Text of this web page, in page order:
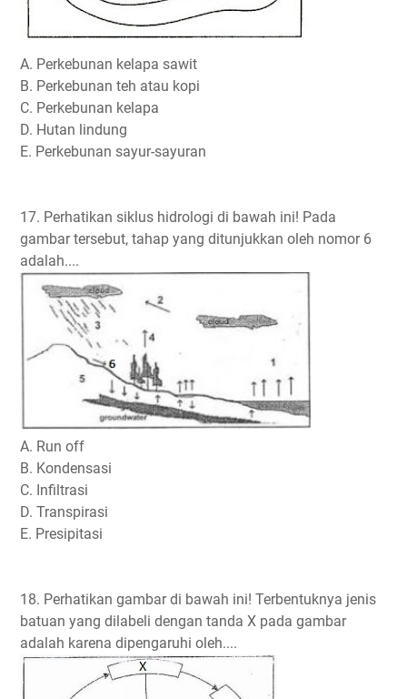
A. Perkebunan kelapa sawit
B. Perkebunan teh atau kopi
C. Perkebunan kelapa
D. Hutan lindung
E. Perkebunan sayur-sayuran
17. Perhatikan siklus hidrologi di bawah ini! Pada
gambar tersebut, tahap yang ditunjukkan oleh nomor 6
adalah....
A. Run off
B. Kondensasi
C. Infiltrasi
D. Transpirasi
E. Presipitasi
18. Perhatikan gambar di bawah ini! Terbentuknya jenis
batuan yang dilabeli dengan tanda X pada gambar
adalah karena dipengaruhi oleh....